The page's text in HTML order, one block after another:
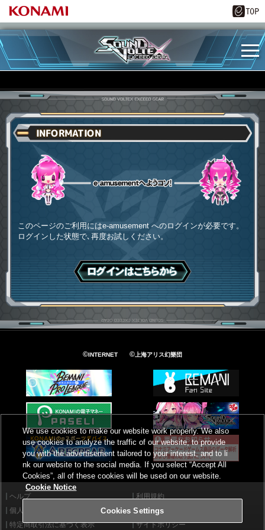
INFORMATION
このページのご利用にはe-amusement へのログインが必要です。
ログインした状態で､再度お試しください。
ログインはこちら
©INTERNET ©上海アリス幻樂団
ヘルプ
利用規約
個人情報等保護方針
外部送信について
特定商取引法に基づく表示
サイトポリシー
We use cookies to make our website work properly. We also
use cookies to analyze the traffic of our website, to provide
you with the advertisement tailored to your interest, and to li
nk our website to the social media. If you select “Accept All
Cookies”, all of these cookies will be used on our website.
Cookie Notice
Cookies Settings